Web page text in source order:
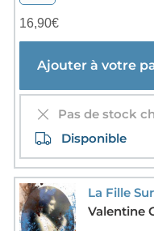
16,90€
Ajouter à votre
Pas de stock
Disponible
La Fille
Valentine